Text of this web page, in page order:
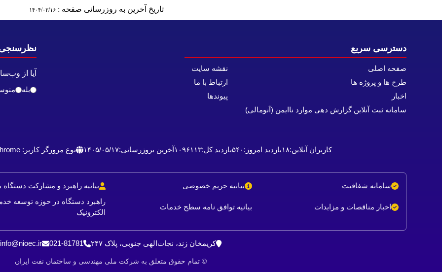
تاریخ آخرین به روزرسانی صفحه :۱۴۰۴/۰۲/۱۶
دسترسی سریع
صفحه اصلی
طرح ها و پروژه ها
اخبار
سامانه ثبت آنلاین گزارش دهی موارد ناایمن (آنومالی)
نقشه سایت
ارتباط با ما
پیوندها
آیا از
بله
کاربران آنلاین:۱۸بازدید امروز: ۵۴۰بازدید کل:۱۰۹۶۱۱۳آخرین بروزرسانی:۱۴۰۵/۰۵/۱۷ نوع مرورگر کاربر: Chrome
سامانه شفافیت بیانیه حریم خصوصی بیانیه راهبرد و مشارکت دستگاه
اخبار مناقصات و مزایدات بیانیه توافق نامه سطح خدمات
راهبرد دستگاه در حوزه توسعه
الکترونیک
کریمخان زند، نجات‌الهی جنوبی، پلاک ۲۴۷ 021-81781
info@nioec.ir
© تمام حقوق متعلق به شرکت ملی مهندسی و ساختمان نفت ایران